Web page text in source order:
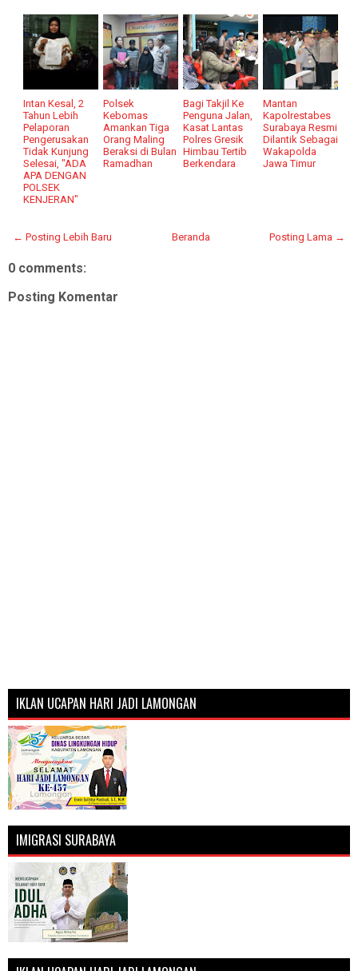
Intan Kesal, 2
Tahun Lebih
Pelaporan
Pengerusakan
Tidak Kunjung
Selesai, "ADA
APA DENGAN
POLSEK
KENJERAN"
Polsek
Kebomas
Amankan Tiga
Orang Maling
Beraksi di Bulan
Ramadhan
Bagi Takjil Ke
Penguna Jalan,
Kasat Lantas
Polres Gresik
Himbau Tertib
Berkendara
Mantan
Kapolrestabes
Surabaya Resmi
Dilantik Sebagai
Wakapolda
Jawa Timur
← Posting Lebih Baru Posting Lama →
Beranda
0 comments:
Posting Komentar
IKLAN UCAPAN HARI JADI LAMONGAN
IMIGRASI SURABAYA